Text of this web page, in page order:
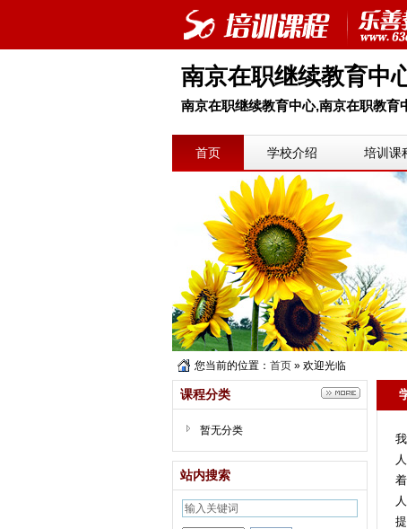
南京在职继续教育中
南京在职继续教育中心,南京在职教
首页 学校介绍 培训课
您当前的位置： 首页 » 欢迎光临
课程分类
暂无分类
站内搜索